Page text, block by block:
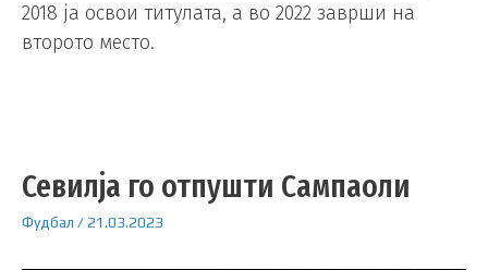
2018 ја освои титулата, а во 2022 заврши на
второто место.
Севилја го отпушти Сампаоли
Фудбал /21.03.2023